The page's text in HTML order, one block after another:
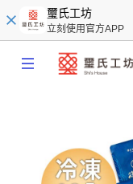
璽氏工坊
立刻使用官方APP